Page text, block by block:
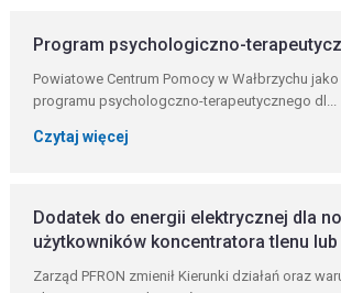
Program psychologiczno-
Powiatowe Centrum Pomocy w Wałbrzychu
programu psychologczno-terapeutycznego dl...
Czytaj więcej
Dodatek do energii elektrycznej dla
użytkowników koncentratora tlenu lub
Zarząd PFRON zmienił Kierunki działań oraz